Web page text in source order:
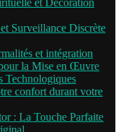
et Décoration
Surveillance Discrète
et intégration
la Mise en Œuvre
Technologiques
confort durant votre
: La Touche Parfaite